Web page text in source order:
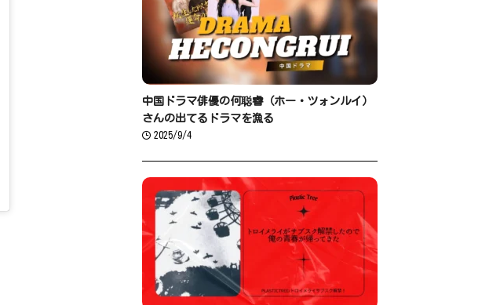
中国ドラマ俳優の何聪睿（ホー・ツォンルイ）
さんの出てるドラマを漁る
2025/9/4